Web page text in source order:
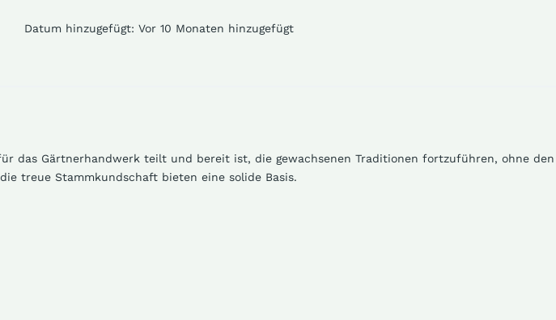
Datum hinzugefügt: Vor 10 Monaten hinzugefügt
das Gärtnerhandwerk teilt und bereit ist, die gewachsenen Traditionen fortzuführen, ohne den
treue Stammkundschaft bieten eine solide Basis.